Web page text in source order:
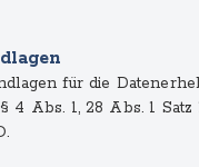
für die
4 Abs. 1, 28 Abs. 1